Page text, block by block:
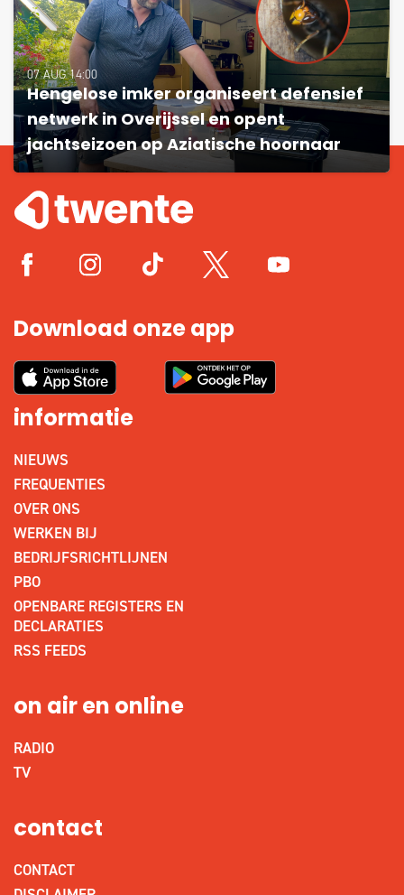
07 AUG 14:00
Hengelose imker organiseert defensief
netwerk in Overijssel en opent
jachtseizoen op Aziatische hoornaar
Download onze app
informatie
NIEUWS
FREQUENTIES
OVER ONS
WERKEN BIJ
BEDRIJFSRICHTLIJNEN
PBO
OPENBARE REGISTERS EN
DECLARATIES
RSS FEEDS
on air en online
RADIO
TV
contact
CONTACT